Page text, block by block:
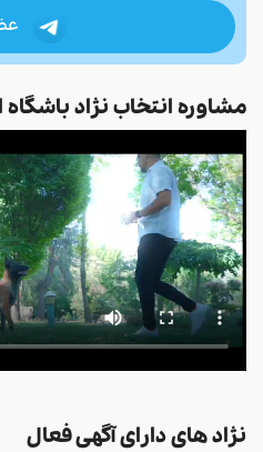
مشاوره انتخاب نژاد
نژاد های دارای آگهی فعال